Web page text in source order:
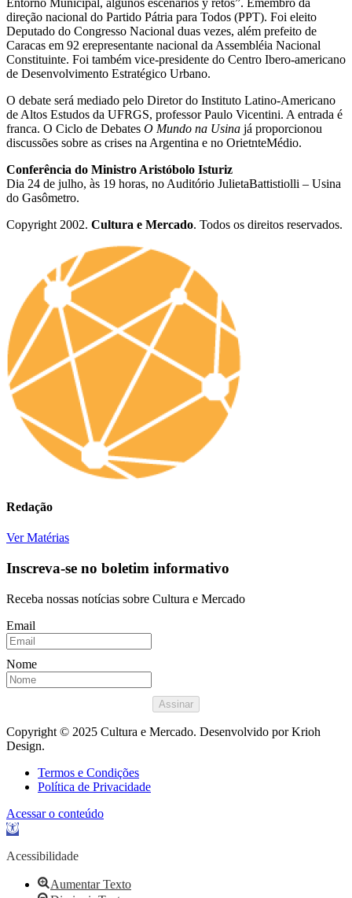
direção nacional do Partido Pátria para Todos (PPT). Foi eleito
Deputado do Congresso Nacional duas vezes, além prefeito de
Caracas em 92 erepresentante nacional da Assembléia Nacional
Constituinte. Foi também vice-presidente do Centro Ibero-americano
de Desenvolvimento Estratégico Urbano.
O debate será mediado pelo Diretor do Instituto Latino-Americano
de Altos Estudos da UFRGS, professor Paulo Vicentini. A entrada é
franca. O Ciclo de Debates O Mundo na Usina já proporcionou
discussões sobre as crises na Argentina e no OrietnteMédio.
Conferência do Ministro Aristóbolo Isturiz
Dia 24 de julho, às 19 horas, no Auditório JulietaBattistiolli – Usina
do Gasômetro.
Copyright 2002. Cultura e Mercado. Todos os direitos reservados.
Redação
Ver Matérias
Inscreva-se no boletim informativo
Receba nossas notícias sobre Cultura e Mercado
Email
Nome
Assinar
Copyright © 2025 Cultura e Mercado. Desenvolvido por Krioh
Design.
Termos e Condições
Política de Privacidade
Acessar o conteúdo
Abrir
barra
ferramentas
Acessibilidade
Aumentar Texto